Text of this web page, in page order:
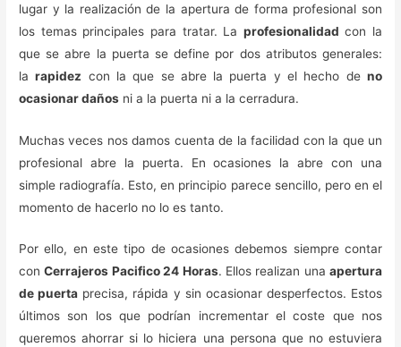
lugar y la realización de la apertura de forma profesional son
los temas principales para tratar. La profesionalidad con la
que se abre la puerta se define por dos atributos generales:
larapidez con la que se abre la puerta y el hecho de no
ocasionar daños ni a la puerta ni a la cerradura.
Muchas veces nos damos cuenta de la facilidad con la que un
profesional abre la puerta. En ocasiones la abre con una
simple radiografía. Esto, en principio parece sencillo, pero en el
momento de hacerlo no lo es tanto.
Por ello, en este tipo de ocasiones debemos siempre contar
conCerrajeros Pacifico 24 Horas. Ellos realizan una apertura
de puerta precisa, rápida y sin ocasionar desperfectos. Estos
últimos son los que podrían incrementar el coste que nos
queremos ahorrar si lo hiciera una persona que no estuviera